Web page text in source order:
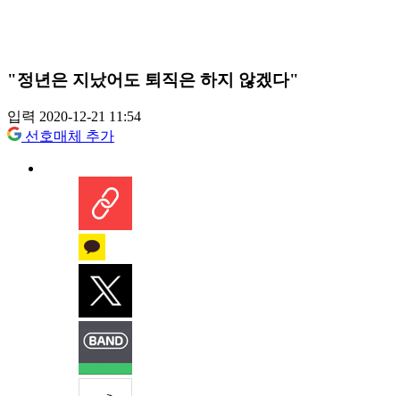
"정년은 지났어도 퇴직은 하지 않겠다"
입력 2020-12-21 11:54
선호매체 추가